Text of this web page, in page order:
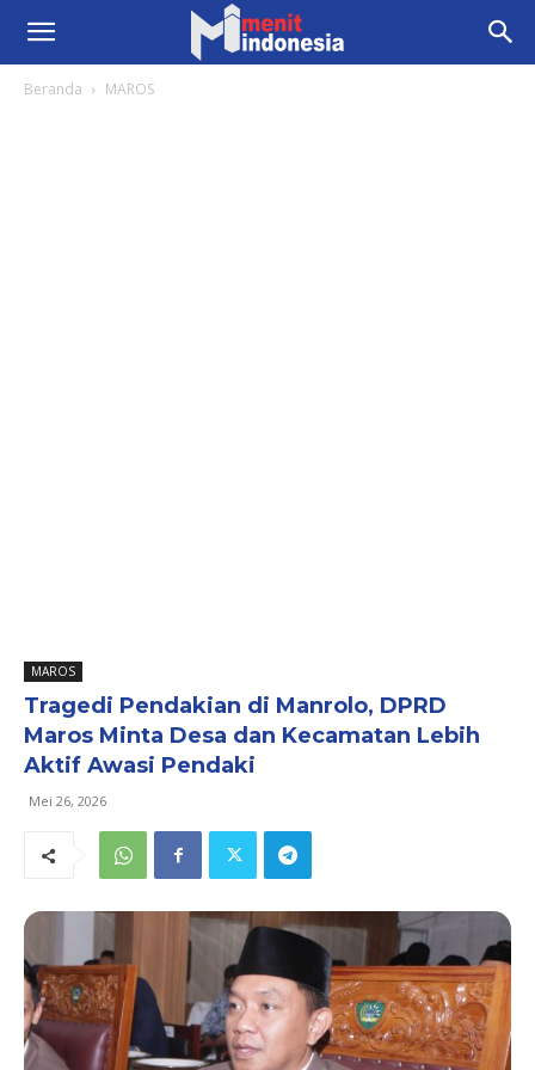
Beranda MAROS
MAROS
Tragedi Pendakian di Manrolo, DPRD
Maros Minta Desa dan Kecamatan Lebih
Aktif Awasi Pendaki
Mei 26, 2026